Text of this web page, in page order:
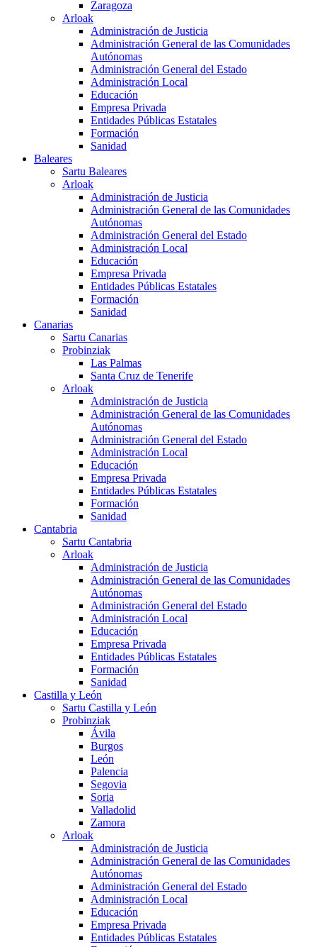
Zaragoza
Arloak
Administración de Justicia
Administración General de las Comunidades
Autónomas
Administración General del Estado
Administración Local
Educación
Empresa Privada
Entidades Públicas Estatales
Formación
Sanidad
Baleares
Sartu Baleares
Arloak
Administración de Justicia
Administración General de las Comunidades
Autónomas
Administración General del Estado
Administración Local
Educación
Empresa Privada
Entidades Públicas Estatales
Formación
Sanidad
Canarias
Sartu Canarias
Probinziak
Las Palmas
Santa Cruz de Tenerife
Arloak
Administración de Justicia
Administración General de las Comunidades
Autónomas
Administración General del Estado
Administración Local
Educación
Empresa Privada
Entidades Públicas Estatales
Formación
Sanidad
Cantabria
Sartu Cantabria
Arloak
Administración de Justicia
Administración General de las Comunidades
Autónomas
Administración General del Estado
Administración Local
Educación
Empresa Privada
Entidades Públicas Estatales
Formación
Sanidad
Castilla y León
Sartu Castilla y León
Probinziak
Ávila
Burgos
León
Palencia
Segovia
Soria
Valladolid
Zamora
Arloak
Administración de Justicia
Administración General de las Comunidades
Autónomas
Administración General del Estado
Administración Local
Educación
Empresa Privada
Entidades Públicas Estatales